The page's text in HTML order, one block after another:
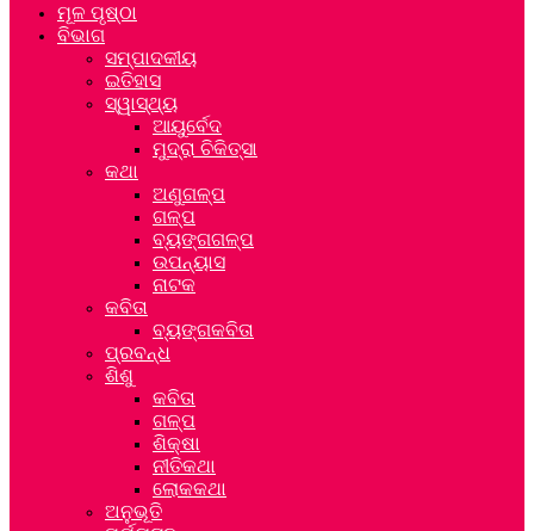
ମୂଳ ପୃଷ୍ଠା
ବିଭାଗ
ସମ୍ପାଦକୀୟ
ଇତିହାସ
ସ୍ୱାସ୍ଥ୍ୟ
ଆୟୁର୍ବେଦ
ମୁଦ୍ରା ଚିକିତ୍ସା
କଥା
ଅଣୁଗଳ୍ପ
ଗଳ୍ପ
ବ୍ୟଙ୍ଗଗଳ୍ପ
ଉପନ୍ୟାସ
ନାଟକ
କବିତା
ବ୍ୟଙ୍ଗକବିତା
ପ୍ରବନ୍ଧ
ଶିଶୁ
କବିତା
ଗଳ୍ପ
ଶିକ୍ଷା
ନୀତିକଥା
ଲୋକକଥା
ଅନୁଭୂତି